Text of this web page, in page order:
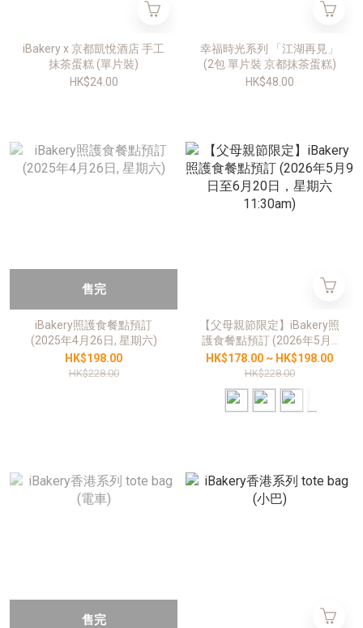
iBakery x 京都凱悅酒店 手工
抹茶蛋糕 (單片裝)
HK$24.00
幸福時光系列 「江湖再見」
(2包 單片裝 京都抹茶蛋糕)
HK$48.00
售完
iBakery照護食餐點預訂
(2025年4月26日, 星期六)
HK$198.00
HK$228.00
【父母親節限定】iBakery照
護食餐點預訂 (2026年5月9
日至6月20日，星期六
11:30am)
HK$178.00 ~ HK$198.00
HK$228.00
售完